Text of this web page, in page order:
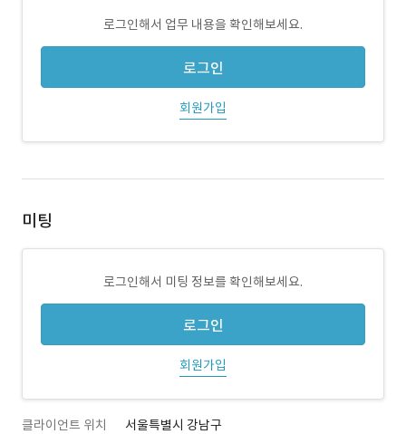
로그인해서 업무 내용을 확인해보세요.
로그인
회원가입
미팅
로그인해서 미팅 정보를 확인해보세요.
로그인
회원가입
클라이언트 위치 서울특별시 강남구